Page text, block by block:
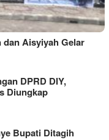
dan Aisyiyah Gelar
DPRD DIY,
Diungkap
Bupati Ditagih